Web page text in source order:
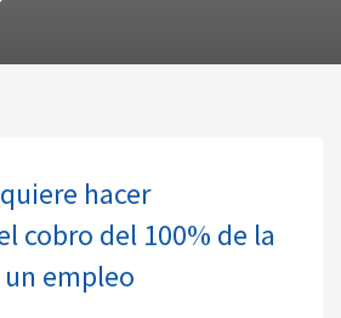
hacer
cobro del 100% de la
empleo